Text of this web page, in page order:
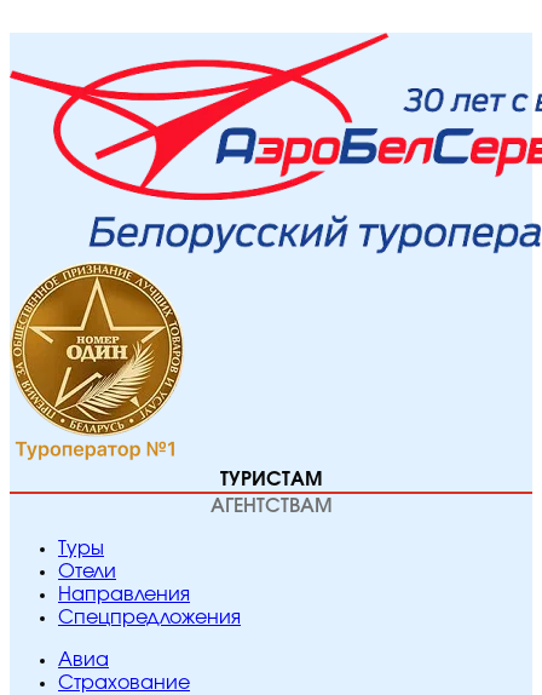
ТУРИСТАМ
АГЕНТСТВАМ
Туры
Отели
Направления
Спецпредложения
Авиа
Страхование